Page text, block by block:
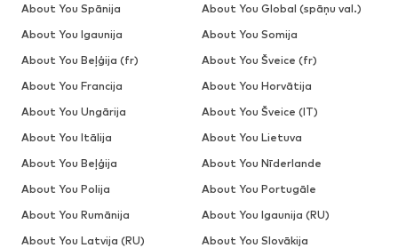
About You Spānija
About You Global (spāņu val.)
About You Igaunija
About You Somija
About You Beļģija (fr)
About You Šveice (fr)
About You Francija
About You Horvātija
About You Ungārija
About You Šveice (IT)
About You Itālija
About You Lietuva
About You Beļģija
About You Nīderlande
About You Polija
About You Portugāle
About You Rumānija
About You Igaunija (RU)
About You Latvija (RU)
About You Slovākija